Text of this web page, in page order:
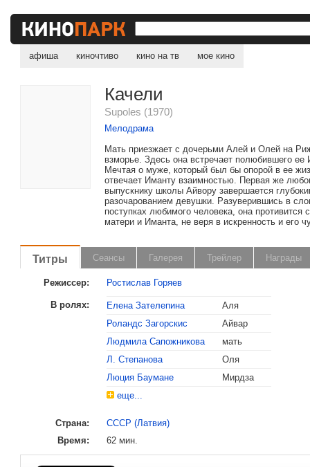
афиша киночтиво кино на тв мое кино
Качели
Supoles (1970)
Мелодрама
Мать приезжает с дочерьми Алей и Олей на
взморье. Здесь она встречает полюбившего ее
Мечтая о муже, который был бы опорой в ее
отвечает Иманту взаимностью. Первая же
выпускнику школы Айвору завершается
разочарованием девушки. Разуверившись в
поступках любимого человека, она противится
матери и Иманта, не веря в искренность и его
Титры Сеансы Галерея Трейлер Награды
Режиссер: Ростислав Горяев
В ролях: Елена Зателепина
Аля
Роландс Загорскис
Айвар
Людмила Сапожникова
мать
Л. Степанова
Оля
Люция Баумане
Мирдза
еще...
Страна:
СССР (Латвия)
Время:
62 мин.